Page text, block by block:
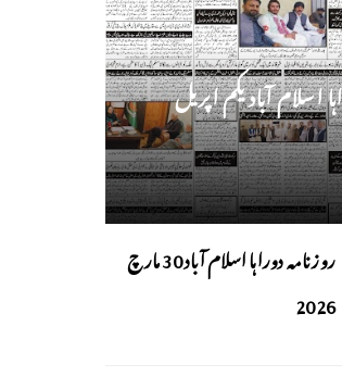
اسلام آباد یکم اپریل
روزنامہ دوراہا اسلام آباد 30 مارچ
2026